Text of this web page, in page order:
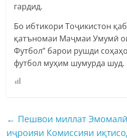
гардид.
Бо ибтикори Тоҷикистон
қатъномаи Маҷмаи Умумӣ
Футбол” барои рушди
футбол муҳим шумурда шуд.
← Пешвои миллат
иҷроияи Комиссияи